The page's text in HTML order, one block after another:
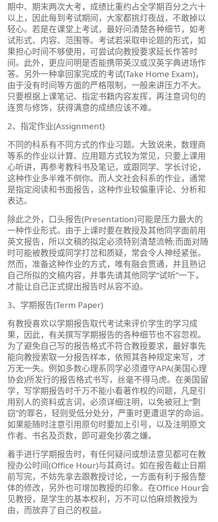
期中、期末两次大考，成绩比重约占全学期百分之六十
以上，因此每到考试期间，大家都挑灯夜战，不敢掉以
轻心。若是在课堂上考试，最好问清楚各种细节，如考
试形式、内容、范围等。考试若采取申论题的形式，如
果担心时间不够使用，可尝试向教授要求延长作答时
间。此外，更应问明是否能携带英汉或汉英字典进场作
答。另外一种拿回家完成的考试(Take Home Exam)，
由于没有时间等方面的严格限制，一般来讲压力不大。
只要根据上课笔记、指定书籍内容发挥，再注意词句的
连贯与修饰，获得满意的成绩应该不难。
2、指定作业(Assignment)
不同的科系有不同方式的作业习题。大致说来，数理商
等系的作业以计算、应用题方式较为常见，只要上课用
心听讲，再参考教科书及笔记，或跟同学、学长讨论，
这种作业多半难不倒你。而人文社会科系的作业，通常
是指定阅读和书面报告，这种作业较偏重评论、分析和
表达。
除此之外，口头报告(Presentation)可能是压力最大的
一种作业形式。由于上课时要在教授及其他同学面前用
英文报告，所以文稿的拟定必须特别清楚流畅;而面对随
时可能被教授或同学打岔和质疑，常会令人神经紧张。
然而，准备这种作业的方式，唯有融会贯通，并且熟记
自己所拟的文稿内容，并事先请其他同学“试听”一下，
才能让自己正式提出报告时从容不迫。
3、学期报告(Term Paper)
有教授喜欢以学期报告取代考试来评价学生的学习成
果，因此，有关撰写学期报告的各种细节也不容忽视。
为了避免自己写的报告格式不符合教授要求，最好事先
能向教授索取一分报告样本，依照其各种规定来写，才
万无一失。例如多数心理系同学必须遵守APA(美国心理
协会)所发行的报告格式书写，丝毫不得马虎。在美国留
学，写学期报告时千万不能小看著作权的问题，凡是引
用别人的资料或言词，必须详细注明，以免被冠上“剽
窃”的罪名，轻则受低分处分，严重时更遭退学的命运。
如果能随时注意引用原句时要加上引号，以及注明原文
作者、书名及页数，即可避免抄袭之嫌。
着手进行学期报告时，有任何疑问或想法意见都可在教
授办公时间(Office Hour)与其商讨。如在报告截止日期
前写完，不妨先拿去跟教授讨论，一方面有利于报告整
体的修改，另外也可增加教授的印象。在Office Hour会
见教授，是学生的基本权利，万不可以怕麻烦教授为
由，而放弃了自己的权益。